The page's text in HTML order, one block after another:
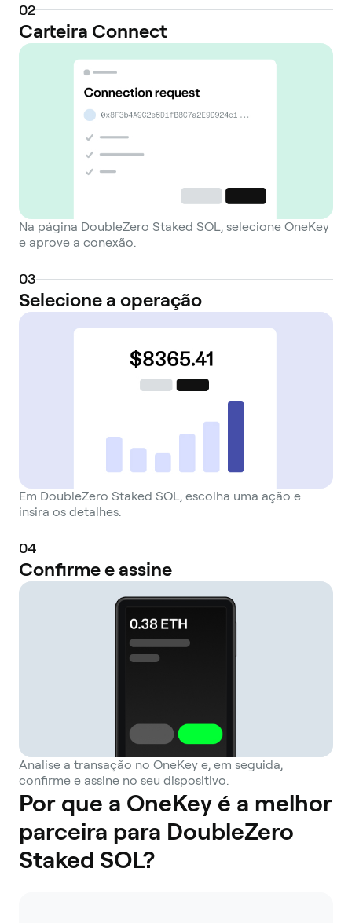
02
Carteira Connect
Na página DoubleZero Staked SOL, selecione OneKey
e aprove a conexão.
03
Selecione a operação
Em DoubleZero Staked SOL, escolha uma ação e
insira os detalhes.
04
Confirme e assine
Analise a transação no OneKey e, em seguida,
confirme e assine no seu dispositivo.
Por que a OneKey é a melhor
parceira para DoubleZero
Staked SOL?